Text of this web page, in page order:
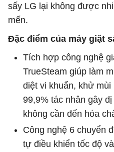
sấy LG lại không được
mến.
Đặc điểm của máy giặt
Tích hợp công nghệ
TrueSteam giúp làm
diệt vi khuẩn, khử mùi
99,9% tác nhân gây
không cần đến hóa
Công nghệ 6 chuyển
tự điều khiển tốc độ